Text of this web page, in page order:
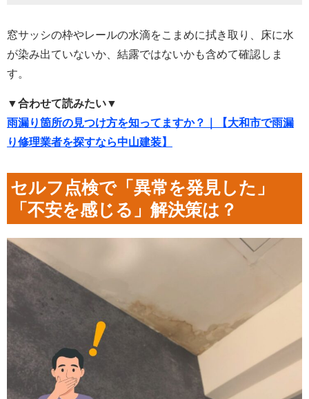
窓サッシの枠やレールの水滴をこまめに拭き取り、床に水
が染み出ていないか、結露ではないかも含めて確認しま
す。
▼合わせて読みたい▼
雨漏り箇所の見つけ方を知ってますか？｜【大和市で雨漏
り修理業者を探すなら中山建装】
セルフ点検で「異常を発見した」
「不安を感じる」解決策は？